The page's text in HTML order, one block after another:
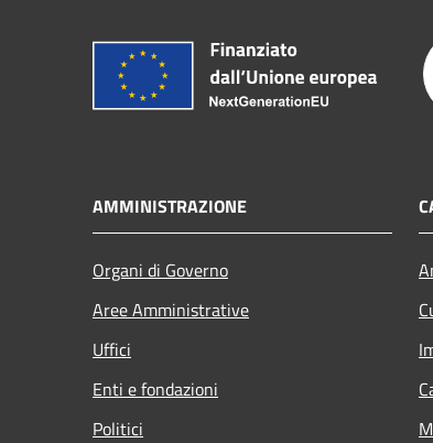
AMMINISTRAZIONE
Organi di Governo
Aree Amministrative
Uffici
Enti e fondazioni
Politici